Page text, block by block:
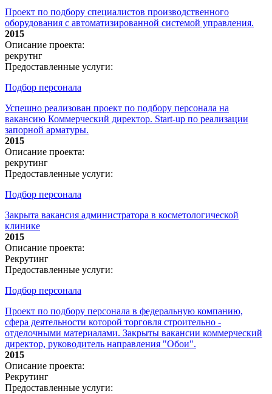
Проект по подбору специалистов производственного
оборудования с автоматизированной системой управления.
2015
Описание проекта:
рекрутнг
Предоставленные услуги:
Подбор персонала
Успешно реализован проект по подбору персонала на
вакансию Коммерческий директор. Start-up по реализации
запорной арматуры.
2015
Описание проекта:
рекрутинг
Предоставленные услуги:
Подбор персонала
Закрыта вакансия администратора в косметологической
клинике
2015
Описание проекта:
Рекрутинг
Предоставленные услуги:
Подбор персонала
Проект по подбору персонала в федеральную компанию,
сфера деятельности которой торговля строительно -
отделочными материалами. Закрыты вакансии коммерческий
директор, руководитель направления "Обои".
2015
Описание проекта:
Рекрутинг
Предоставленные услуги: